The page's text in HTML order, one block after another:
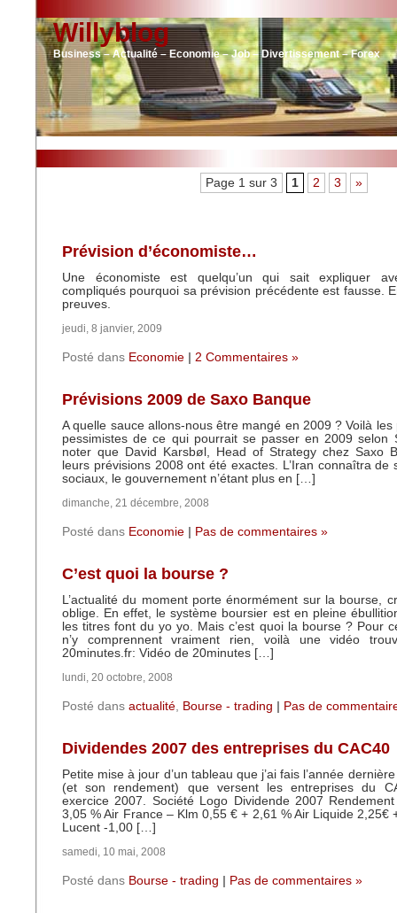
Willyblog
Business – Actualité – Economie – Job – Divertissement – Forex
Page 1 sur 3 1 2 3 »
Prévision d’économiste…
Une économiste est quelqu’un qui sait expliquer
compliqués pourquoi sa prévision précédente est fausse.
preuves.
jeudi, 8 janvier, 2009
Posté dans Economie 2 Commentaires »
Prévisions 2009 de Saxo Banque
A quelle sauce allons-nous être mangé en 2009 ? Voilà les
pessimistes de ce qui pourrait se passer en 2009 selon
noter que David Karsbøl, Head of Strategy chez Saxo
leurs prévisions 2008 ont été exactes. L’Iran connaîtra de
sociaux, le gouvernement n’étant plus en […]
dimanche, 21 décembre, 2008
Posté dans Economie Pas de commentaires »
C’est quoi la bourse ?
L’actualité du moment porte énormément sur la bourse,
oblige. En effet, le système boursier est en pleine
les titres font du yo yo. Mais c’est quoi la bourse ? Pour
n’y comprennent vraiment rien, voilà une vidéo
20minutes.fr: Vidéo de 20minutes […]
lundi, 20 octobre, 2008
Posté dans actualité, Bourse - trading Pas de
Dividendes 2007 des entreprises du CAC40
Petite mise à jour d’un tableau que j’ai fais l’année
(et son rendement) que versent les entreprises du
exercice 2007. Société Logo Dividende 2007
3,05 % Air France – Klm 0,55 € + 2,61 % Air Liquide 2,25€
Lucent -1,00 […]
samedi, 10 mai, 2008
Posté dans Bourse - trading Pas de commentaires »